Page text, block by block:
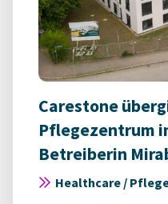
Carestone
Pflegezentrum
Betreiberin
Healthcare /